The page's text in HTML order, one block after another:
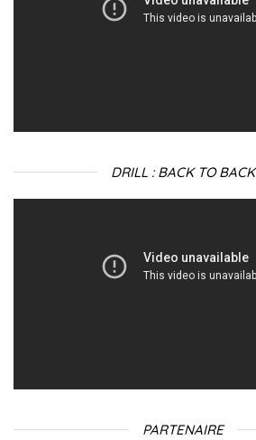
DRILL : BACK TO BACK
PARTENAIRE